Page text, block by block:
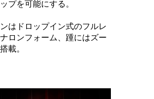
プを可能にする。
はドロップイン式のフルレ
ロンフォーム、踵にはズー
載。